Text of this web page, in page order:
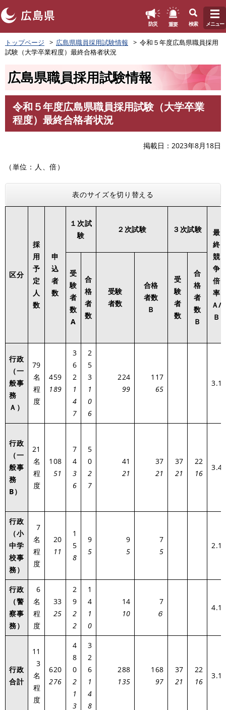
ペ
ー
ジ
防災 重要 検索 メニュー
トップページ 広島県職員採用試験情報
令和５年度広島県職員採用
試験（大学卒業程度）最終合格者状況
広島県職員採用試験情報
令和５年度広島県職員採用試験（大学卒業
程度）最終合格者状況
掲載日 2023年8月18日
（単位：人、倍）
表のサイズを切り替える
区分
採
用
予
定
人
数
申
込
者
数
１次試
験
２次試験 ３次試験
最
終
競
争
倍
率
Ａ/
Ｂ
受
験
者
数
A
合
格
者
数
受験
者数
合格
者数
Ｂ
受
験
者
数
合
格
者
数
Ｂ
行政
（一
般事
務
Ａ）
79
名
程
度
459
189
3
6
2
1
4
7
2
5
3
1
0
6
224
99
117
65
3.1
行政
（一
般事
務
B）
21
名
程
度
108
51
7
4
3
6
5
0
2
7
41
21
37
21
37
21
22
16
3.4
行政
（小
中学
校事
務）
7
名
程
度
20
11
1
5
8
9
5
9
5
7
5
2.1
行政
（警
察事
務）
6
名
程
度
33
25
2
9
2
2
1
4
1
0
14
10
7
６
4.1
行政
合計
11
3
名
程
度
620
276
4
8
0
2
1
3
3
2
6
1
4
8
288
135
168
97
37
21
22
16
3.1